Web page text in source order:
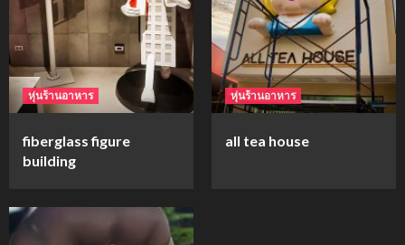
4
mockups
ม็อคอัพขวด bsab
5
ม็อคอัพน้ำมันวังว่าน
หุ่นร้านอาหาร
fiberglass figure
building
หุ่นร้านอาหาร
all tea house